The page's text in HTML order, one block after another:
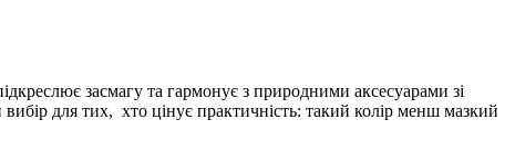
засмагу та гармонує з природними аксесуарами зі
для тих, хто цінує практичність: такий колір менш мазкий